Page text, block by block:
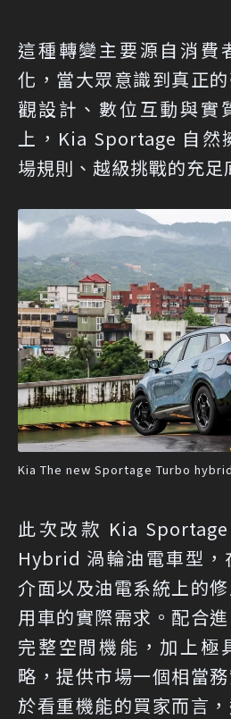
這種轉變主要源自消費
化，當大眾意識到真正
觀設計、數位互動與實
上，Kia Sportage 自然
場規則、越級挑戰的充足
Kia The new Sportage Turbo
此次改款 Kia
Hybrid 渦輪油電車型，
介面以及油電系統上的
用車的實際需求。配合
完整空間機能，加上極
略，提供市場一個相當
於看重機能的買家而言